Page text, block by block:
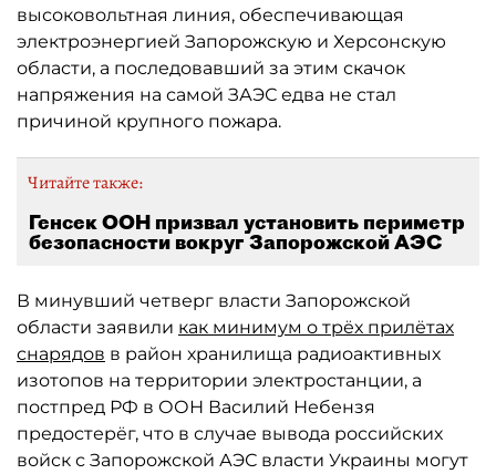
высоковольтная линия, обеспечивающая
электроэнергией Запорожскую и Херсонскую
области, а последовавший за этим скачок
напряжения на самой ЗАЭС едва не стал
причиной крупного пожара.
Читайте также:
Генсек ООН призвал установить периметр
безопасности вокруг Запорожской АЭС
В минувший четверг власти Запорожской
области заявили как минимум о трёх прилётах
снарядов в район хранилища радиоактивных
изотопов на территории электростанции, а
постпред РФ в ООН Василий Небензя
предостерёг, что в случае вывода российских
войск с Запорожской АЭС власти Украины могут